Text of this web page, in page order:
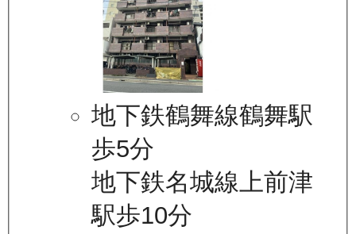
地下鉄鶴舞線鶴舞駅
歩5分
地下鉄名城線上前津
駅歩10分